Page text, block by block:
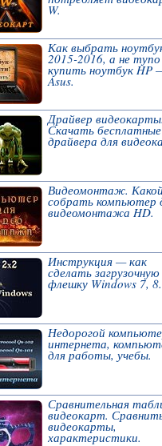
W.
Как выбрать
2015-2016, а не тупо
купить ноутбук HP
Asus.
Драйвер видеокарты.
Скачать бесплатные
драйвера для
Видеомонтаж.
собрать компьютер
видеомонтажа HD.
Инструкция — как
сделать загрузочную
флешку Windows 7,
Недорогой
интернета,
для работы, учебы.
Сравнительная
видеокарт.
видеокарты,
характеристики.